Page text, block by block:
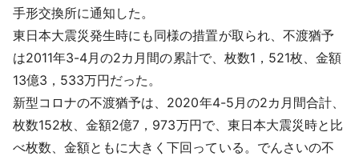
手形交換所に通知した。
東日本大震災発生時にも同様の措置が取られ、不渡猶予
は2011年3-4月の2カ月間の累計で、枚数1，521枚、金額
13億3，533万円だった。
新型コロナの不渡猶予は、2020年4-5月の2カ月間合計、
枚数152枚、金額2億7，973万円で、東日本大震災時と比
べ枚数、金額ともに大きく下回っている。でんさいの不